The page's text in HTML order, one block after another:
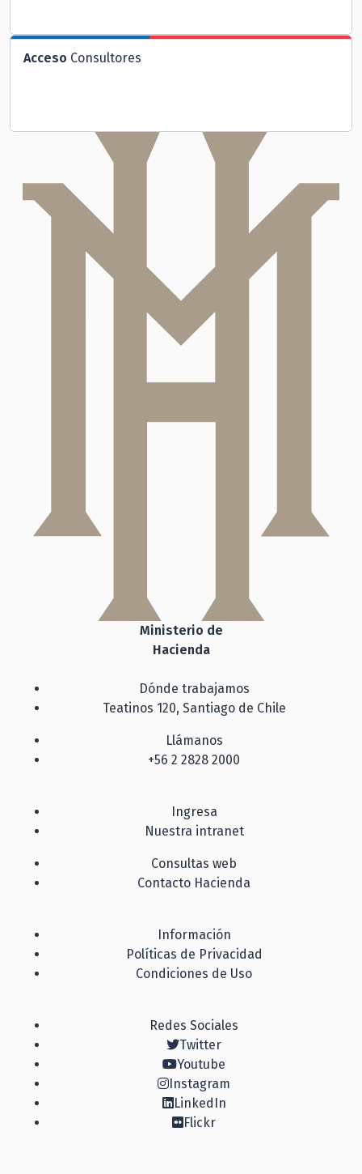
Acceso Consultores
Ministerio de
Hacienda
Dónde trabajamos
Teatinos 120, Santiago de Chile
Llámanos
+56 2 2828 2000
Ingresa
Nuestra intranet
Consultas web
Contacto Hacienda
Información
Políticas de Privacidad
Condiciones de Uso
Redes Sociales
Twitter
Youtube
Instagram
LinkedIn
Flickr